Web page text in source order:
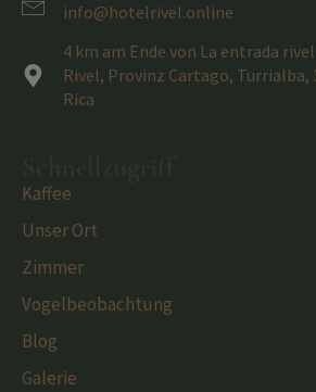
info@hotelrivel.online
4 km am Ende von La entrada
Rivel, Provinz Cartago, Turrialba,
Rica
Kaffee
Unser Ort
Zimmer
Vogelbeobachtung
Blog
Galerie